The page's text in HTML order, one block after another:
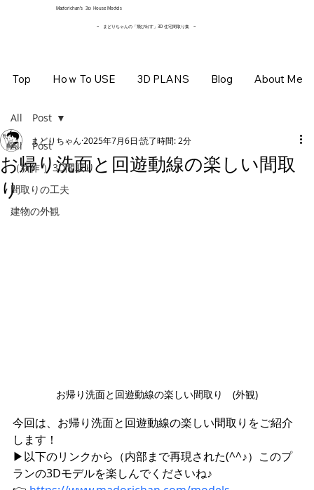
​Madorichan’s 3Ｄ House Models
Top Hoｗ To USE 3D PLANS Blog About Me
~ まどりちゃんの「飛び出す」3D 住宅間取り集 ~
All Post
（新作 ）3D間取り
間取りの工夫
建物の外観
All Post
お帰り洗面と回遊動線の楽しい間取
り
まどりちゃん 2025年7月6日 読了時間: 2分
お帰り洗面と回遊動線の楽しい間取り　(外観)
今回は、お帰り洗面と回遊動線の楽しい間取りをご紹介
します！
▶︎以下のリンクから（内部まで再現された(^^♪）このプ
ランの3Dモデルを楽しんでくださいね♪